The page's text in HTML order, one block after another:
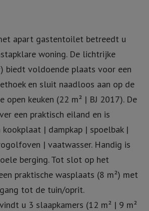
apart gastentoilet betreedt u
woning. De lichtrijke
biedt voldoende plaats voor een
en sluit naadloos aan op de
keuken (22 m² | BJ 2017). De
een praktisch eiland en is
| dampkap | spoelbak |
| vaatwasser. Handig is
berging. Tot slot op het
praktische wasplaats (8 m²) met
tot de tuin/oprit.
u 3 slaapkamers (12 m² | 9 m²